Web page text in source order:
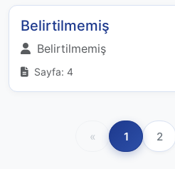
Belirtilmemiş
Belirtilmemiş
Sayfa: 4
« 1 2